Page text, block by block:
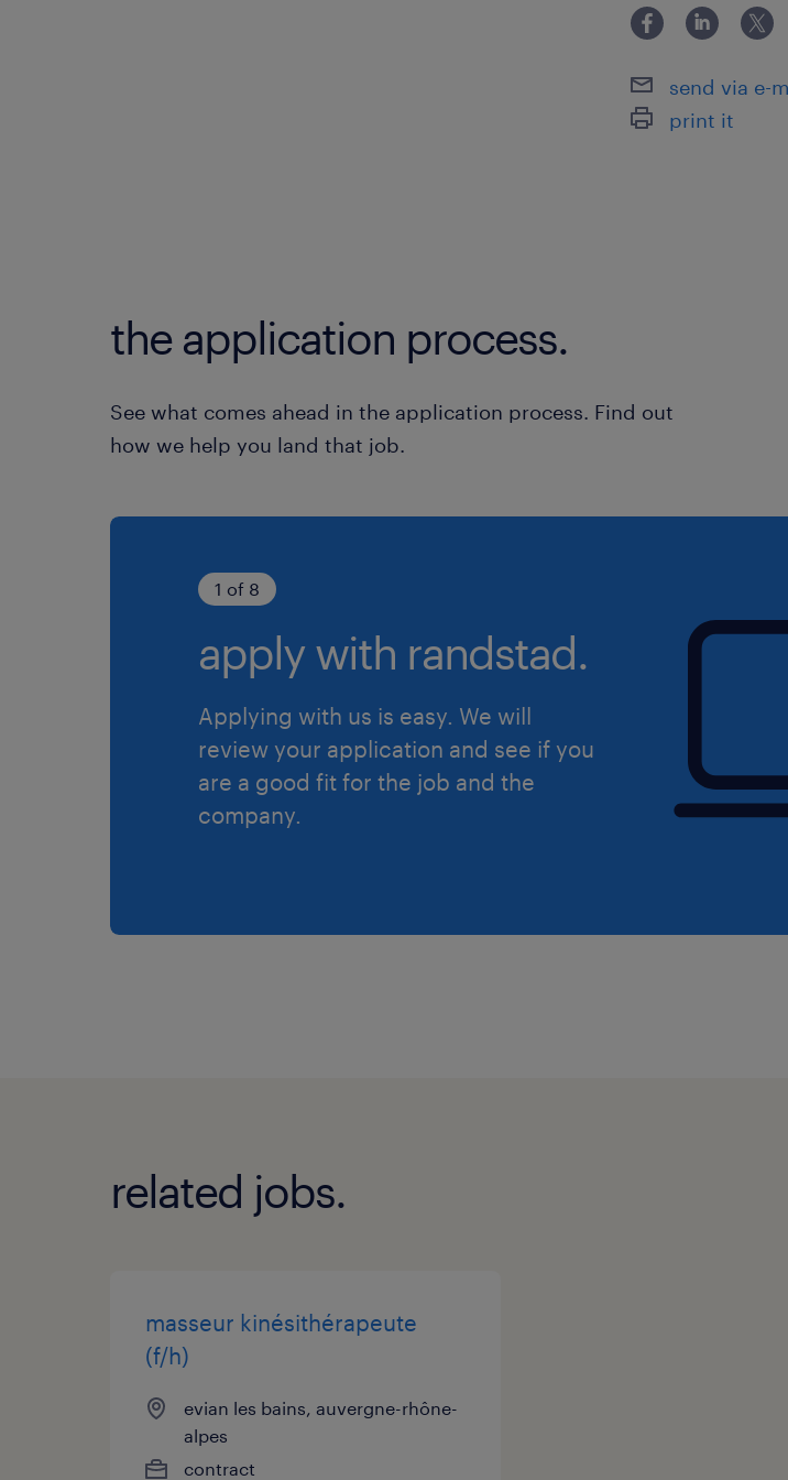
- En voiture,
Pourquoi
Intégrez cet
send via e-
print it
the application process.
See what comes ahead in the application process. Find out
how we help you land that job.
1 of 8
apply with randstad.
Applying with us is easy. We will
review your application and see if you
are a good fit for the job and the
company.
related jobs.
masseur kinésithérapeute
(f/h)
evian les bains, auvergne-rhône-
alpes
contract